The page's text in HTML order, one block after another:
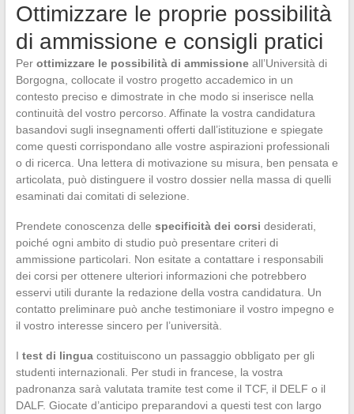
Ottimizzare le proprie possibilità
di ammissione e consigli pratici
Per ottimizzare le possibilità di ammissioneall’Università di
Borgogna, collocate il vostro progetto accademico in un
contesto preciso e dimostrate in che modo si inserisce nella
continuità del vostro percorso. Affinate la vostra candidatura
basandovi sugli insegnamenti offerti dall’istituzione e spiegate
come questi corrispondano alle vostre aspirazioni professionali
o di ricerca. Una lettera di motivazione su misura, ben pensata e
articolata, può distinguere il vostro dossier nella massa di quelli
esaminati dai comitati di selezione.
Prendete conoscenza delle specificità dei corsi desiderati,
poiché ogni ambito di studio può presentare criteri di
ammissione particolari. Non esitate a contattare i responsabili
dei corsi per ottenere ulteriori informazioni che potrebbero
esservi utili durante la redazione della vostra candidatura. Un
contatto preliminare può anche testimoniare il vostro impegno e
il vostro interesse sincero per l’università.
I test di linguacostituiscono un passaggio obbligato per gli
studenti internazionali. Per studi in francese, la vostra
padronanza sarà valutata tramite test come il TCF, il DELF o il
DALF. Giocate d’anticipo preparandovi a questi test con largo